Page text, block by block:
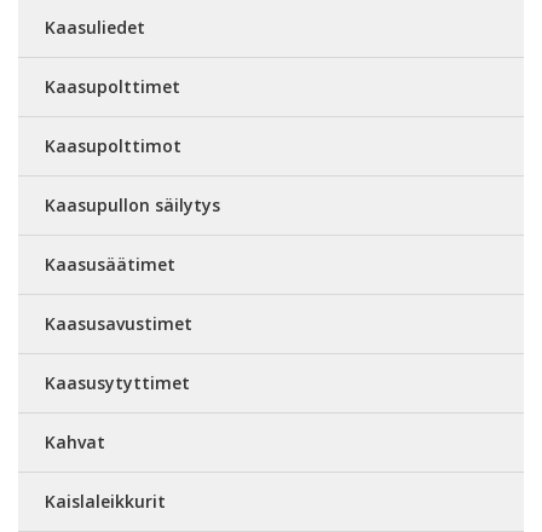
Kaasuliedet
Kaasupolttimet
Kaasupolttimot
Kaasupullon säilytys
Kaasusäätimet
Kaasusavustimet
Kaasusytyttimet
Kahvat
Kaislaleikkurit